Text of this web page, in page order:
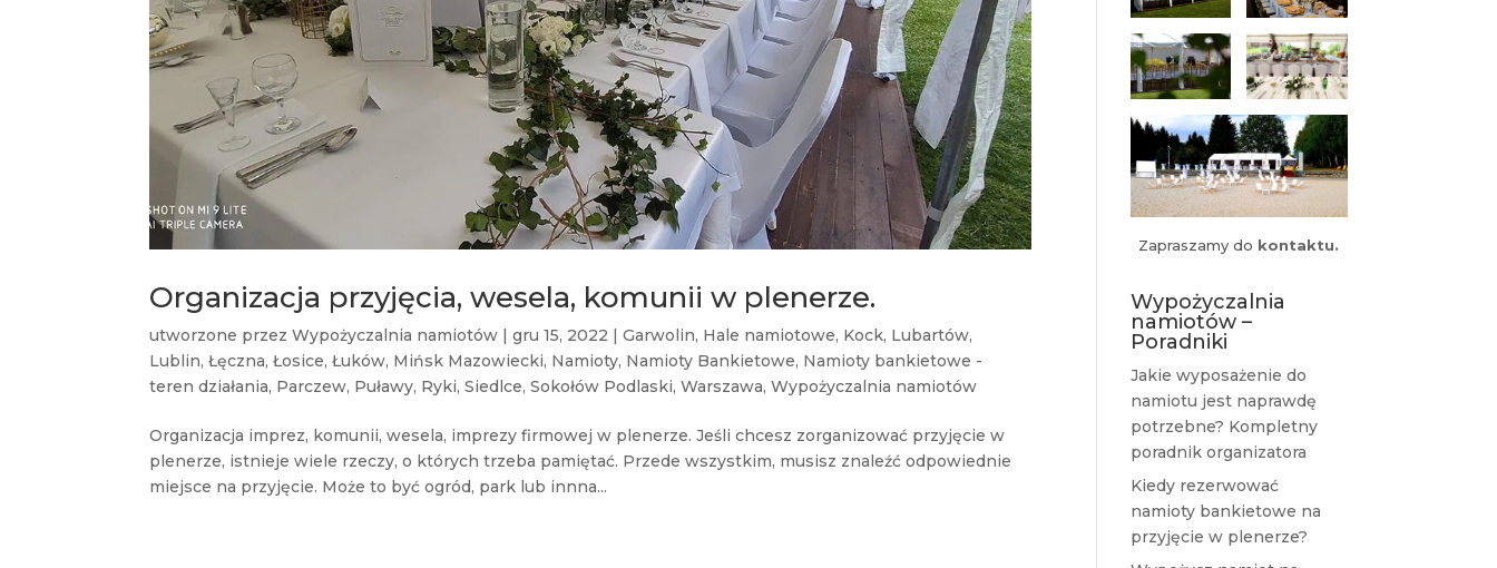
Organizacja przyjęcia, wesela, komunii w plenerze.
utworzone przezWypożyczalnia namiotów |gru 15, 2022 |Garwolin, Hale namiotowe, Kock, Lubartów,
Lublin,Łęczna,Łosice,Łuków, Mińsk Mazowiecki, Namioty, Namioty Bankietowe, Namioty bankietowe -
teren działania, Parczew, Puławy, Ryki,Siedlce,Sokołów Podlaski,Warszawa,Wypożyczalnia namiotów
Organizacja imprez, komunii, wesela, imprezy firmowej w plenerze. Jeśli chcesz zorganizować przyjęcie w
plenerze, istnieje wiele rzeczy, o których trzeba pamiętać. Przede wszystkim, musisz znaleźć odpowiednie
miejsce na przyjęcie. Może to być ogród, park lub innna...
Zapraszamy do kontaktu.
Wypożyczalnia
namiotów –
Poradniki
Jakie wyposażenie do
namiotu jest naprawdę
potrzebne? Kompletny
poradnik organizatora
Kiedy rezerwować
namioty bankietowe na
przyjęcie w plenerze?